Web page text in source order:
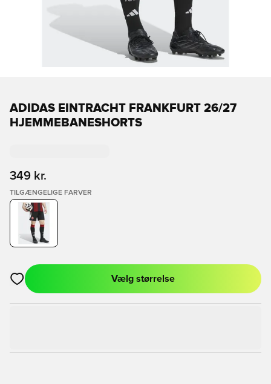
ADIDAS EINTRACHT FRANKFURT 26/27
HJEMMEBANESHORTS
349 kr.
TILGÆNGELIGE FARVER
Åbner en Modal til at logge ind eller tilmelde dig som medlem
Vælg størrelse